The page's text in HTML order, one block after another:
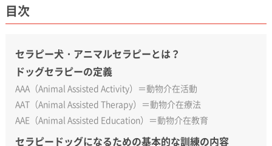
目次
セラピー犬・アニマルセラピーとは？
ドッグセラピーの定義
AAA（Animal Assisted Activity）＝動物介在活動
AAT（Animal Assisted Therapy）＝動物介在療法
AAE（Animal Assisted Education）＝動物介在教育
セラピードッグになるための基本的な訓練の内容